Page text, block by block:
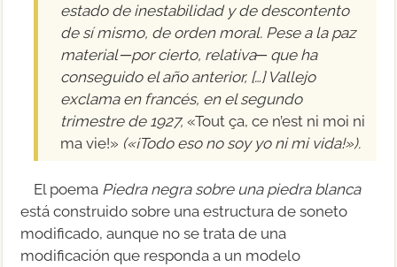
estado de inestabilidad y de descontento
de sí mismo, de orden moral. Pese a la paz
material ─por cierto, relativa─ que ha
conseguido el año anterior, […] Vallejo
exclama en francés, en el segundo
trimestre de 1927,«Tout ça, ce n’est ni moi ni
ma vie!» («¡Todo eso no soy yo ni mi vida!»).
El poema Piedra negra sobre una piedra blanca
está construido sobre una estructura de soneto
modificado, aunque no se trata de una
modificación que responda a un modelo